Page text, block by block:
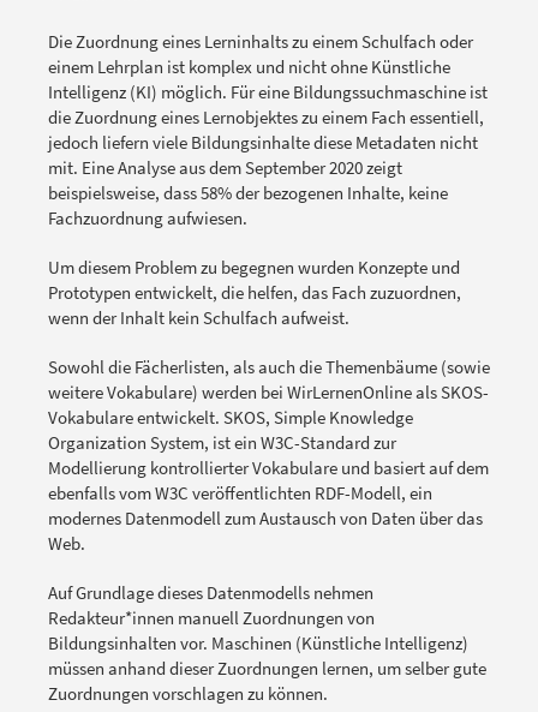
Die Zuordnung eines Lerninhalts zu einem Schulfach oder
einem Lehrplan ist komplex und nicht ohne Künstliche
Intelligenz (KI) möglich. Für eine Bildungssuchmaschine ist
die Zuordnung eines Lernobjektes zu einem Fach essentiell,
jedoch liefern viele Bildungsinhalte diese Metadaten nicht
mit. Eine Analyse aus dem September 2020 zeigt
beispielsweise, dass 58% der bezogenen Inhalte, keine
Fachzuordnung aufwiesen.
Um diesem Problem zu begegnen wurden Konzepte und
Prototypen entwickelt, die helfen, das Fach zuzuordnen,
wenn der Inhalt kein Schulfach aufweist.
Sowohl die Fächerlisten, als auch die Themenbäume (sowie
weitere Vokabulare) werden bei WirLernenOnline als SKOS-
Vokabulare entwickelt. SKOS, Simple Knowledge
Organization System, ist ein W3C-Standard zur
Modellierung kontrollierter Vokabulare und basiert auf dem
ebenfalls vom W3C veröffentlichten RDF-Modell, ein
modernes Datenmodell zum Austausch von Daten über das
Web.
Auf Grundlage dieses Datenmodells nehmen
Redakteur*innen manuell Zuordnungen von
Bildungsinhalten vor. Maschinen (Künstliche Intelligenz)
müssen anhand dieser Zuordnungen lernen, um selber gute
Zuordnungen vorschlagen zu können.